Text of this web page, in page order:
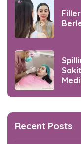
Recent Posts